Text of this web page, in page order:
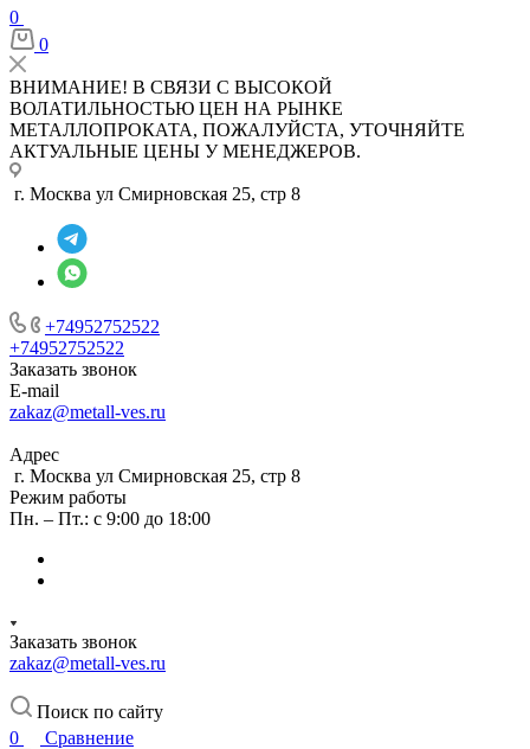
0
0
ВНИМАНИЕ! В СВЯЗИ С ВЫСОКОЙ
ВОЛАТИЛЬНОСТЬЮ ЦЕН НА РЫНКЕ
МЕТАЛЛОПРОКАТА, ПОЖАЛУЙСТА, УТОЧНЯЙТЕ
АКТУАЛЬНЫЕ ЦЕНЫ У МЕНЕДЖЕРОВ.
г. Москва ул Смирновская 25, стр 8
+74952752522
+74952752522
Заказать звонок
E-mail
zakaz@metall-ves.ru
Адрес
г. Москва ул Смирновская 25, стр 8
Режим работы
Пн. – Пт.: с 9:00 до 18:00
Заказать звонок
zakaz@metall-ves.ru
Поиск по сайту
0
Сравнение